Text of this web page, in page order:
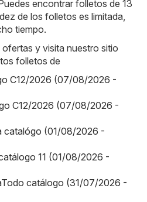
encontrar folletos de 13
de los folletos es limitada,
tiempo.
y visita nuestro sitio
folletos de
C12/2026 (07/08/2026 -
C12/2026 (07/08/2026 -
catalógo (01/08/2026 -
11 (01/08/2026 -
catálogo (31/07/2026 -